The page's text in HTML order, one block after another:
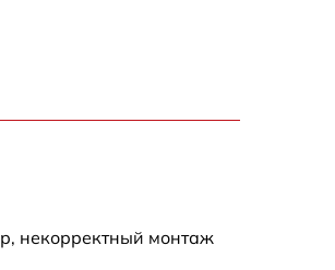
некорректный монтаж